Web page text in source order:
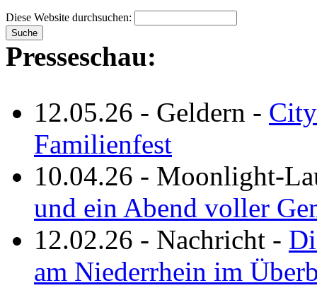
Diese Website durchsuchen:
Presseschau:
12.05.26 - Geldern -
Familienfest
10.04.26 - Moonlight-
und ein Abend voller
12.02.26 - Nachricht -
am Niederrhein im